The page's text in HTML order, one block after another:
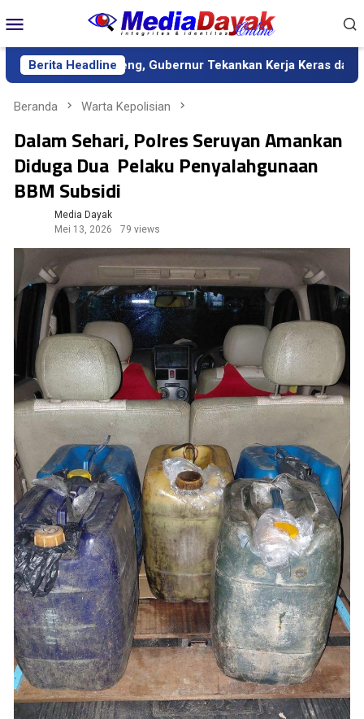
ke
kontenMobile
Berita Headline
Gubernur Tekankan Kerja Keras dan Kolaborasi
Beranda Warta Kepolisian
Dalam Sehari, Polres Seruyan Amankan
Diduga Dua Pelaku Penyalahgunaan
BBM Subsidi
Media Dayak
Mei 13, 2026
79 views